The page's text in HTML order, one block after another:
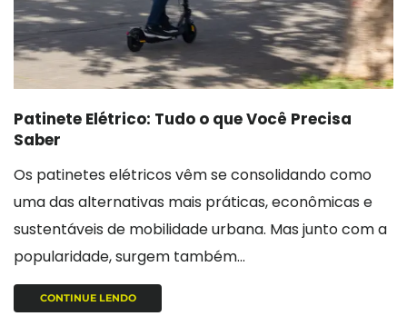
Patinete Elétrico: Tudo o que Você Precisa
Saber
Os patinetes elétricos vêm se consolidando como
uma das alternativas mais práticas, econômicas e
sustentáveis de mobilidade urbana. Mas junto com a
popularidade, surgem também...
CONTINUE LENDO